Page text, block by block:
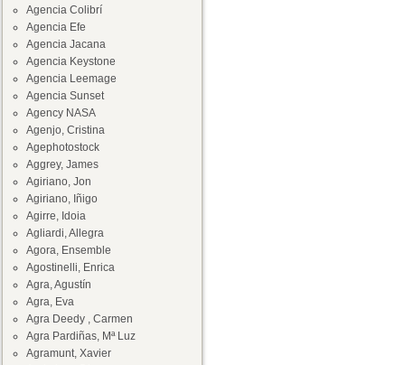
Agencia Colibrí
Agencia Efe
Agencia Jacana
Agencia Keystone
Agencia Leemage
Agencia Sunset
Agency NASA
Agenjo, Cristina
Agephotostock
Aggrey, James
Agiriano, Jon
Agiriano, Iñigo
Agirre, Idoia
Agliardi, Allegra
Agora, Ensemble
Agostinelli, Enrica
Agra, Agustín
Agra, Eva
Agra Deedy , Carmen
Agra Pardiñas, Mª Luz
Agramunt, Xavier